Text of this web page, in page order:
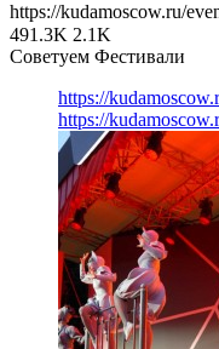
https://kudamoscow.ru/
491.3K 2.1K
Советуем Фестивали
https://
https://